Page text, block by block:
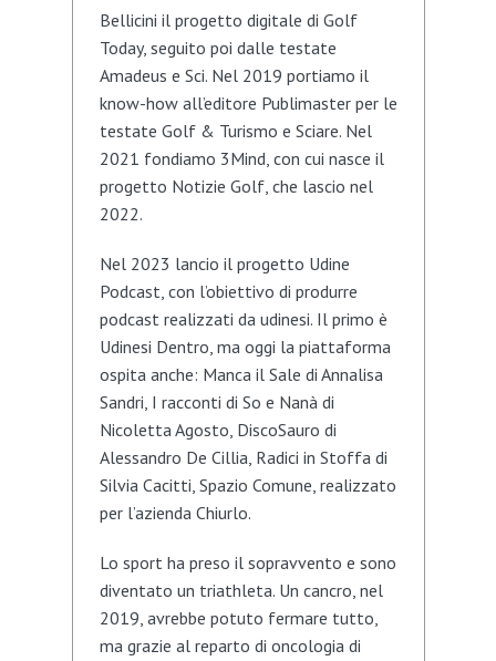
Bellicini il progetto digitale di Golf
Today, seguito poi dalle testate
Amadeus e Sci. Nel 2019 portiamo il
know-how all’editore Publimaster per le
testate Golf & Turismo e Sciare. Nel
2021 fondiamo 3Mind, con cui nasce il
progetto Notizie Golf, che lascio nel
2022.
Nel 2023 lancio il progetto Udine
Podcast, con l’obiettivo di produrre
podcast realizzati da udinesi. Il primo è
Udinesi Dentro, ma oggi la piattaforma
ospita anche: Manca il Sale di Annalisa
Sandri, I racconti di So e Nanà di
Nicoletta Agosto, DiscoSauro di
Alessandro De Cillia, Radici in Stoffa di
Silvia Cacitti, Spazio Comune, realizzato
per l’azienda Chiurlo.
Lo sport ha preso il sopravvento e sono
diventato un triathleta. Un cancro, nel
2019, avrebbe potuto fermare tutto,
ma grazie al reparto di oncologia di